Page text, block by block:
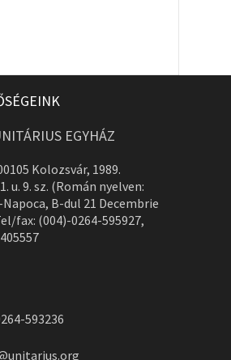
EGYHÁZ
Kolozsvár, 1989.
u. 9. sz. (Román nyelven:
Napoca, B-dul 21 Decembrie
fax: (004)-0264-595927,
593236